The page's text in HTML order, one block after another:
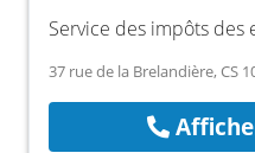
Service des impôts des
37 rue de la Brelandière, CS